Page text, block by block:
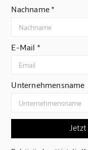
Nachname *
E-Mail *
Unternehmensname